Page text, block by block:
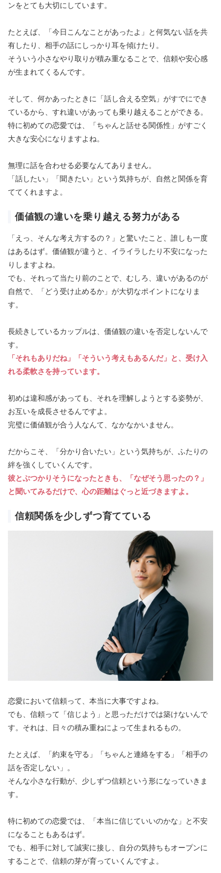
ンをとても大切にしています。
たとえば、「今日こんなことがあったよ」と何気ない話を共
有したり、相手の話にしっかり耳を傾けたり。
そういう小さなやり取りが積み重なることで、信頼や安心感
が生まれてくるんです。
そして、何かあったときに「話し合える空気」がすでにでき
ているから、すれ違いがあっても乗り越えることができる。
特に初めての恋愛では、「ちゃんと話せる関係性」がすごく
大きな安心になりますよね。
無理に話を合わせる必要なんてありません。
「話したい」「聞きたい」という気持ちが、自然と関係を育
ててくれますよ。
価値観の違いを乗り越える努力がある
「えっ、そんな考え方するの？」と驚いたこと、誰しも一度
はあるはず。価値観が違うと、イライラしたり不安になった
りしますよね。
でも、それって当たり前のことで、むしろ、違いがあるのが
自然で、「どう受け止めるか」が大切なポイントになりま
す。
長続きしているカップルは、価値観の違いを否定しないんで
す。
「それもありだね」「そういう考えもあるんだ」と、受け入
れる柔軟さを持っています。
初めは違和感があっても、それを理解しようとする姿勢が、
お互いを成長させるんですよ。
完璧に価値観が合う人なんて、なかなかいません。
だからこそ、「分かり合いたい」という気持ちが、ふたりの
絆を強くしていくんです。
彼とぶつかりそうになったときも、「なぜそう思ったの？」
と聞いてみるだけで、心の距離はぐっと近づきますよ。
信頼関係を少しずつ育てている
恋愛において信頼って、本当に大事ですよね。
でも、信頼って「信じよう」と思っただけでは築けないんで
す。それは、日々の積み重ねによって生まれるもの。
たとえば、「約束を守る」「ちゃんと連絡をする」「相手の
話を否定しない」。
そんな小さな行動が、少しずつ信頼という形になっていきま
す。
特に初めての恋愛では、「本当に信じていいのかな」と不安
になることもあるはず。
でも、相手に対して誠実に接し、自分の気持ちもオープンに
することで、信頼の芽が育っていくんですよ。